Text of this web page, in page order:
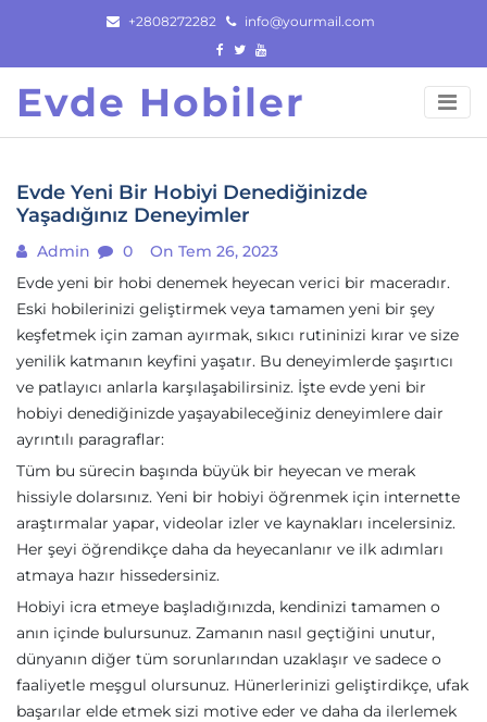
content
+2808272282 info@yourmail.com
Evde Hobiler
Evde Yeni Bir Hobiyi Denediğinizde
Yaşadığınız Deneyimler
Admin 0
On Tem 26, 2023
Evde yeni bir hobi denemek heyecan verici bir maceradır.
Eski hobilerinizi geliştirmek veya tamamen yeni bir şey
keşfetmek için zaman ayırmak, sıkıcı rutininizi kırar ve size
yenilik katmanın keyfini yaşatır. Bu deneyimlerde şaşırtıcı
ve patlayıcı anlarla karşılaşabilirsiniz. İşte evde yeni bir
hobiyi denediğinizde yaşayabileceğiniz deneyimlere dair
ayrıntılı paragraflar:
Tüm bu sürecin başında büyük bir heyecan ve merak
hissiyle dolarsınız. Yeni bir hobiyi öğrenmek için internette
araştırmalar yapar, videolar izler ve kaynakları incelersiniz.
Her şeyi öğrendikçe daha da heyecanlanır ve ilk adımları
atmaya hazır hissedersiniz.
Hobiyi icra etmeye başladığınızda, kendinizi tamamen o
anın içinde bulursunuz. Zamanın nasıl geçtiğini unutur,
dünyanın diğer tüm sorunlarından uzaklaşır ve sadece o
faaliyetle meşgul olursunuz. Hünerlerinizi geliştirdikçe, ufak
başarılar elde etmek sizi motive eder ve daha da ilerlemek